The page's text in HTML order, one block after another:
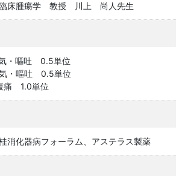
床腫瘍学 教授 川上 尚人先生
・嘔吐 0.5単位
・嘔吐 0.5単位
痛 1.0単位
消化器病フォーラム、アステラス製薬